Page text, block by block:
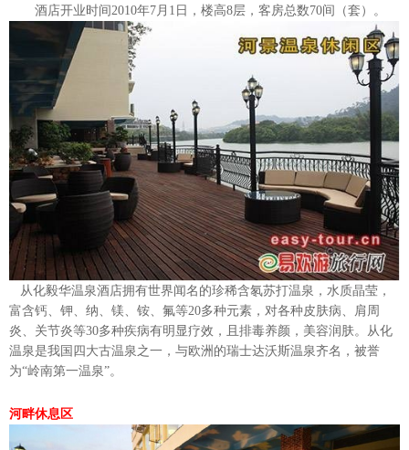
酒店开业时间2010年7月1日，楼高8层，客房总数70间（套）。
从化毅华温泉酒店拥有世界闻名的珍稀含氡苏打温泉，水质晶莹，
富含钙、钾、纳、镁、铵、氟等20多种元素，对各种皮肤病、肩周
炎、关节炎等30多种疾病有明显疗效，且排毒养颜，美容润肤。从化
温泉是我国四大古温泉之一，与欧洲的瑞士达沃斯温泉齐名，被誉
为“岭南第一温泉”。
河畔休息区